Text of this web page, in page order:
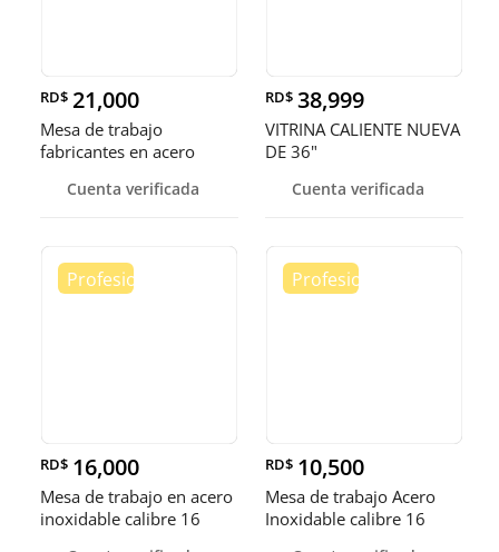
RD$ 21,000
Mesa de trabajo
fabricantes en acero
Cuenta verificada
RD$ 38,999
VITRINA CALIENTE NUEVA
DE 36"
Cuenta verificada
RD$ 16,000
Mesa de trabajo en acero
inoxidable calibre 16
RD$ 10,500
Mesa de trabajo Acero
Inoxidable calibre 16